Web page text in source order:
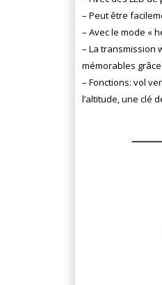
– Peut être
– Avec le mode «
– La transmission
mémorables
– Fonctions: vol
l’altitude, une clé